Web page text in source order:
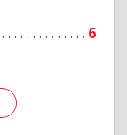
6